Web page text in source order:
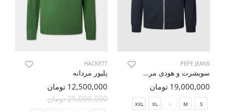
PEPE JEANS
سویشرت و هودی مردانه
19,000,000 تومان
S
M
L
XL
XXL
HACKETT
پلیور مردانه
12,500,000 تومان
25,000,000 تومان